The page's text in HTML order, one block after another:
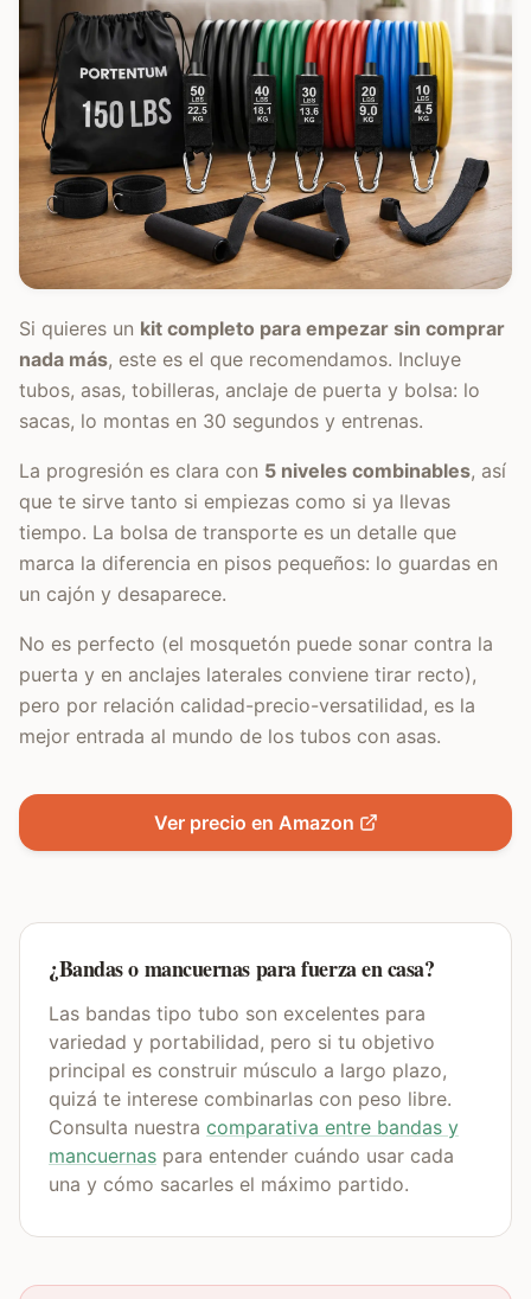
Si quieres un kit completo para empezar sin comprar
nada más, este es el que recomendamos. Incluye
tubos, asas, tobilleras, anclaje de puerta y bolsa: lo
sacas, lo montas en 30 segundos y entrenas.
La progresión es clara con 5 niveles combinables, así
que te sirve tanto si empiezas como si ya llevas
tiempo. La bolsa de transporte es un detalle que
marca la diferencia en pisos pequeños: lo guardas en
un cajón y desaparece.
No es perfecto (el mosquetón puede sonar contra la
puerta y en anclajes laterales conviene tirar recto),
pero por relación calidad-precio-versatilidad, es la
mejor entrada al mundo de los tubos con asas.
Ver precio en Amazon
¿Bandas o mancuernas para fuerza en casa?
Las bandas tipo tubo son excelentes para
variedad y portabilidad, pero si tu objetivo
principal es construir músculo a largo plazo,
quizá te interese combinarlas con peso libre.
Consulta nuestra comparativa entre bandas y
mancuernas para entender cuándo usar cada
una y cómo sacarles el máximo partido.